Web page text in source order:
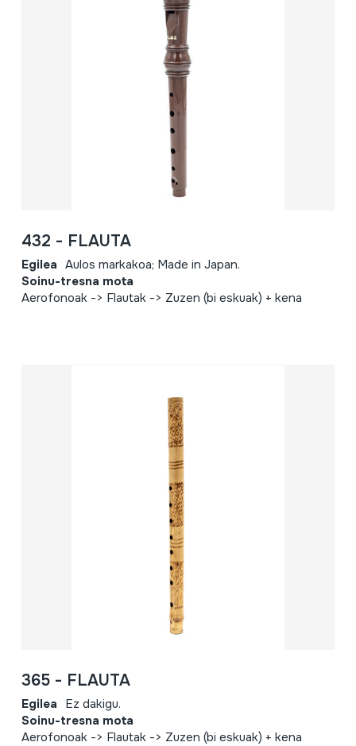
432 - FLAUTA
Egilea Aulos markakoa; Made in Japan.
Soinu-tresna mota
Aerofonoak -> Flautak -> Zuzen (bi eskuak) + kena
365 - FLAUTA
Egilea Ez dakigu.
Soinu-tresna mota
Aerofonoak -> Flautak -> Zuzen (bi eskuak) + kena